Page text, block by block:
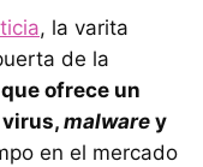
, la varita
de la
ofrece un
malware y
en el mercado